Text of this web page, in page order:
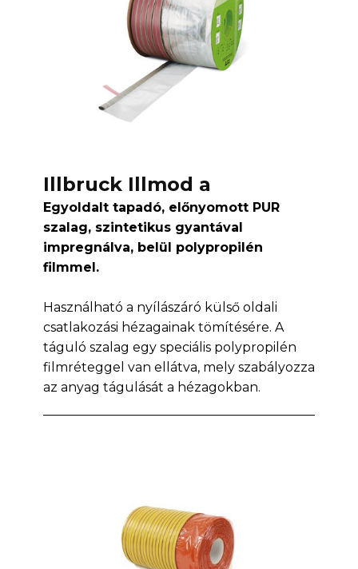
Illbruck Illmod a
Egyoldalt tapadó, előnyomott PUR
szalag, szintetikus gyantával
impregnálva, belül polypropilén
filmmel.
Használható a nyílászáró külső oldali
csatlakozási hézagainak tömítésére. A
táguló szalag egy speciális polypropilén
filmréteggel van ellátva, mely szabályozza
az anyag tágulását a hézagokban.